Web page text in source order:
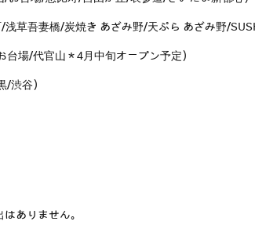
/浅草吾妻橋/炭焼き あざみ野/天ぷら あざみ野/
台場/代官山＊4月中旬オープン予定）
/渋谷）
ありません。